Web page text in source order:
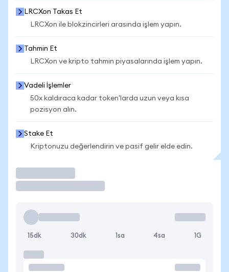
LRCXon Takas Et
LRCXon ile blokzincirleri arasında işlem yapın.
Tahmin Et
LRCXon ve kripto tahmin piyasalarında işlem yapın.
Vadeli İşlemler
50x kaldıraca kadar token'larda uzun veya kısa
pozisyon alın.
Stake Et
Kriptonuzu değerlendirin ve pasif gelir elde edin.
15dk 30dk 1sa 4sa 1G